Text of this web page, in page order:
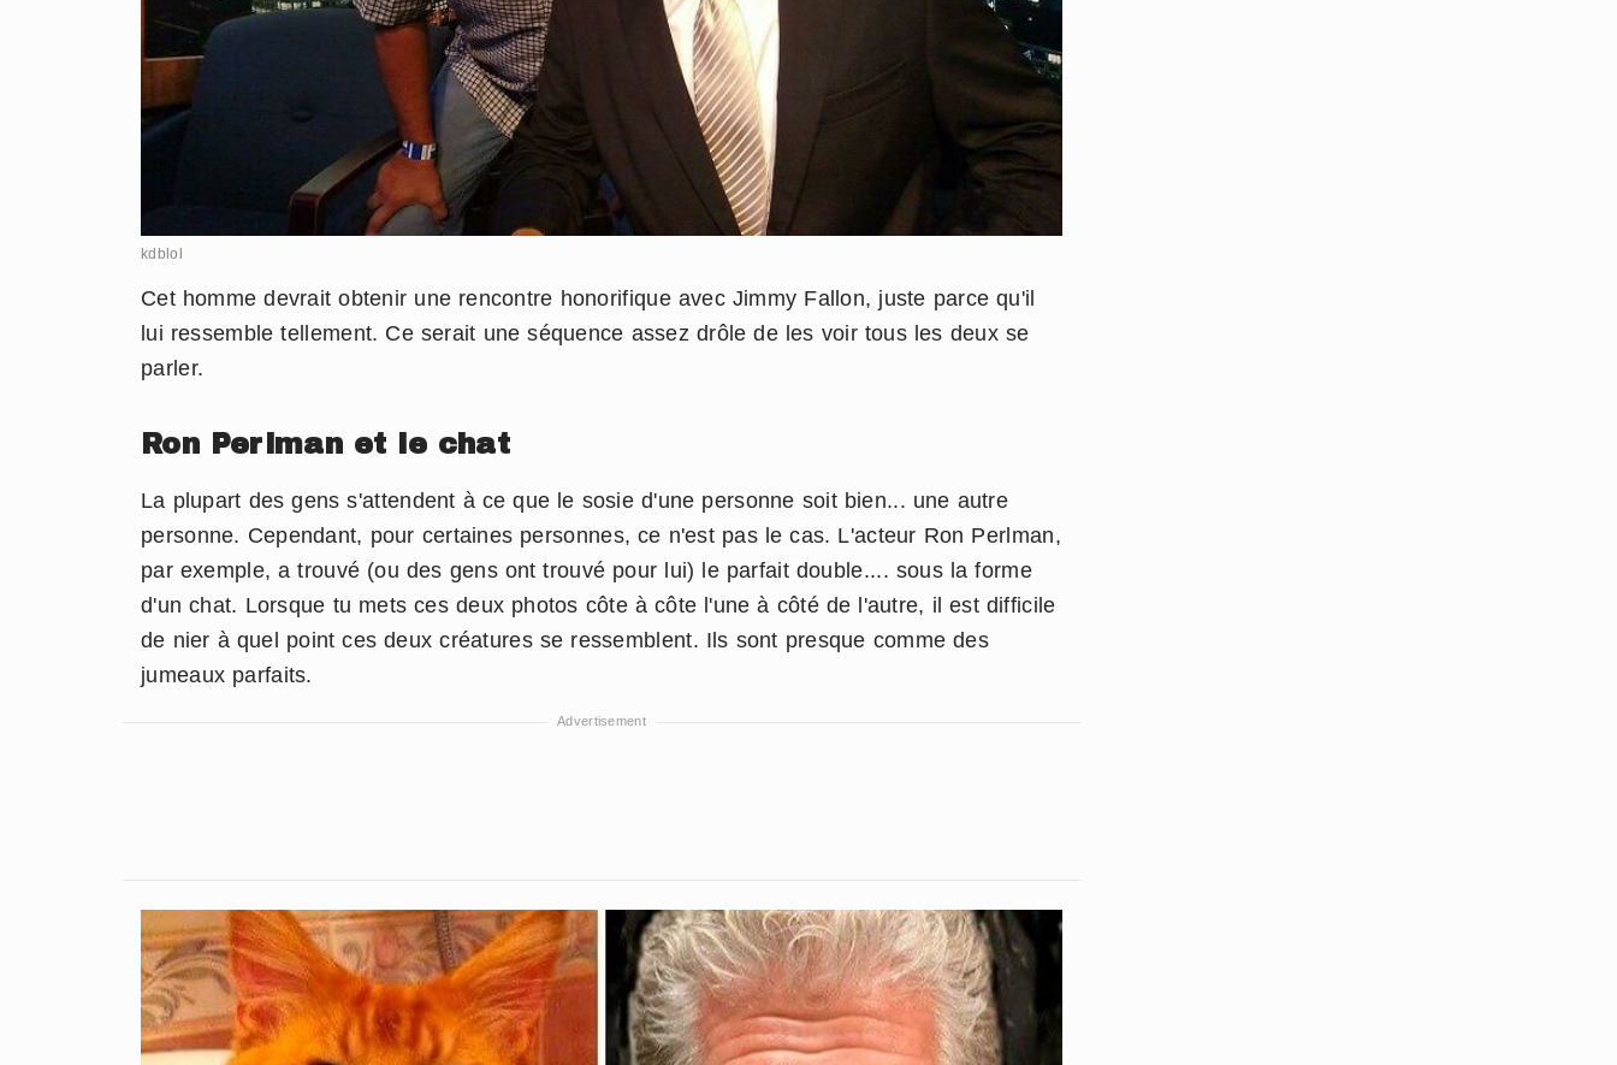
kdblol
Cet homme devrait obtenir une rencontre honorifique avec Jimmy Fallon, juste parce qu'il
lui ressemble tellement. Ce serait une séquence assez drôle de les voir tous les deux se
parler.
Ron Perlman et le chat
La plupart des gens s'attendent à ce que le sosie d'une personne soit bien... une autre
personne. Cependant, pour certaines personnes, ce n'est pas le cas. L'acteur Ron Perlman,
par exemple, a trouvé (ou des gens ont trouvé pour lui) le parfait double.... sous la forme
d'un chat. Lorsque tu mets ces deux photos côte à côte l'une à côté de l'autre, il est difficile
de nier à quel point ces deux créatures se ressemblent. Ils sont presque comme des
jumeaux parfaits.